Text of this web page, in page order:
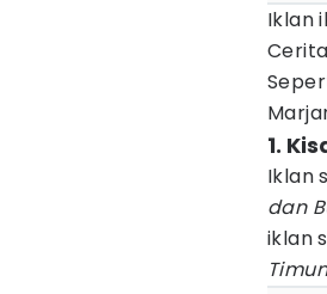
Iklan
1.
Iklan
dan
iklan